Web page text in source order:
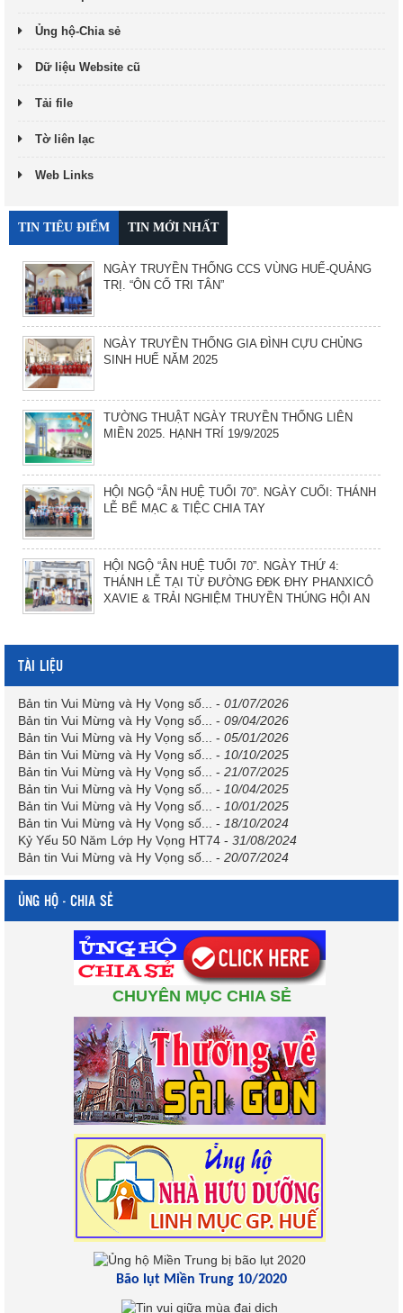
Ủng hộ-Chia sẻ
Dữ liệu Website cũ
Tải file
Tờ liên lạc
Web Links
TIN TIÊU ĐIỂM TIN MỚI NHẤT
NGÀY TRUYỀN THỐNG CCS VÙNG HUẾ-QUẢNG
TRỊ. “ÔN CỐ TRI TÂN”
NGÀY TRUYỀN THỐNG GIA ĐÌNH CỰU CHỦNG
SINH HUẾ NĂM 2025
TƯỜNG THUẬT NGÀY TRUYỀN THỐNG LIÊN
MIỀN 2025. HẠNH TRÍ 19/9/2025
HỘI NGỘ “ÂN HUỆ TUỔI 70”. NGÀY CUỐI: THÁNH
LỄ BẾ MẠC & TIỆC CHIA TAY
HỘI NGỘ “ÂN HUỆ TUỔI 70”. NGÀY THỨ 4:
THÁNH LỄ TẠI TỪ ĐƯỜNG ĐĐK ĐHY PHANXICÔ
XAVIE & TRẢI NGHIỆM THUYỀN THÚNG HỘI AN
TÀI LIỆU
Bản tin Vui Mừng và Hy Vọng số... - 01/07/2026
Bản tin Vui Mừng và Hy Vọng số... - 09/04/2026
Bản tin Vui Mừng và Hy Vọng số... - 05/01/2026
Bản tin Vui Mừng và Hy Vọng số... - 10/10/2025
Bản tin Vui Mừng và Hy Vọng số... - 21/07/2025
Bản tin Vui Mừng và Hy Vọng số... - 10/04/2025
Bản tin Vui Mừng và Hy Vọng số... - 10/01/2025
Bản tin Vui Mừng và Hy Vọng số... - 18/10/2024
Kỷ Yếu 50 Năm Lớp Hy Vọng HT74 - 31/08/2024
Bản tin Vui Mừng và Hy Vọng số... - 20/07/2024
ỦNG HỘ - CHIA SẺ
CHUYÊN MỤC CHIA SẺ
Bão lụt Miền Trung 10/2020